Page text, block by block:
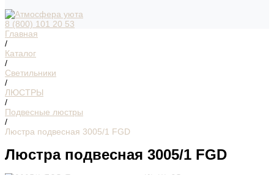
8 (800) 101 20 53
Главная
/
Каталог
/
Светильники
/
ЛЮСТРЫ
/
Подвесные люстры
/
Люстра подвесная 3005/1 FGD
Люстра подвесная 3005/1 FGD